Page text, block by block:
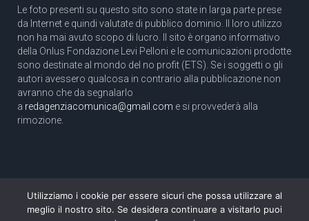
Le foto presenti su questo sito sono state in larga parte prese
da Internet e quindi valutate di pubblico dominio. Il loro utilizzo
non ha mai avuto scopo di lucro. Il sito è organo informativo
della Onlus Fondazione Levi Pelloni e le comunicazioni prodotte
sono destinate al mondo del no profit (ETS). Se i soggetti o gli
autori avessero qualcosa in contrario alla pubblicazione non
avranno che da segnalarlo
a redagenziacomunica@gmail.com e si provvederà alla
rimozione.
Copyright 2003 com.unica - Tutti i diritti riservati
Aut. Tribunale di Roma N. 466/2003 dell'11/11/2003
Utilizziamo i cookie per essere sicuri che possa utilizzare al
meglio il nostro sito. Se desidera continuare a visitarlo puoi